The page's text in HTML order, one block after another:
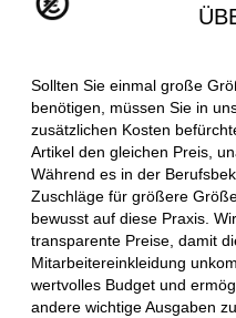
Sollten Sie einmal große
benötigen, müssen Sie in
zusätzlichen Kosten
Artikel den gleichen Preis,
Während es in der
Zuschläge für größere
bewusst auf diese Praxis.
transparente Preise, damit
Mitarbeitereinkleidung
wertvolles Budget und
andere wichtige Ausgaben